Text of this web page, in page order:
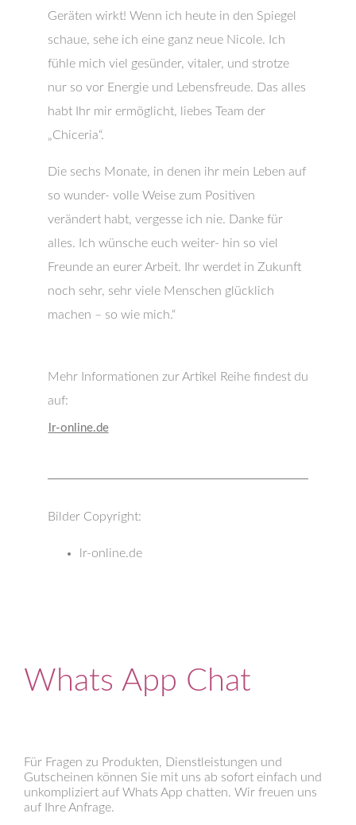
Geräten wirkt! Wenn ich heute in den Spiegel
schaue, sehe ich eine ganz neue Nicole. Ich
fühle mich viel gesünder, vitaler, und strotze
nur so vor Energie und Lebensfreude. Das alles
habt Ihr mir ermöglicht, liebes Team der
„Chiceria“.
Die sechs Monate, in denen ihr mein Leben auf
so wunder- volle Weise zum Positiven
verändert habt, vergesse ich nie. Danke für
alles. Ich wünsche euch weiter- hin so viel
Freunde an eurer Arbeit. Ihr werdet in Zukunft
noch sehr, sehr viele Menschen glücklich
machen – so wie mich.“
Mehr Informationen zur Artikel Reihe findest du
auf:
lr-online.de
Bilder Copyright:
lr-online.de
Whats App Chat
Für Fragen zu Produkten, Dienstleistungen und
Gutscheinen können Sie mit uns ab sofort einfach und
unkompliziert auf Whats App chatten. Wir freuen uns
auf Ihre Anfrage.